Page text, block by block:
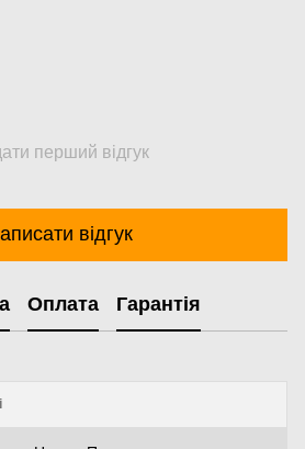
перший відгук
відгук
Оплата Гарантія